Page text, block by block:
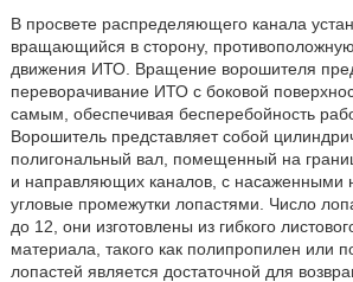
В просвете распределяющего канала
вращающийся в сторону,
движения ИТО. Вращение ворошителя
переворачивание ИТО с боковой
самым, обеспечивая бесперебойность
Ворошитель представляет собой
полигональный вал, помещенный на
и направляющих каналов, с насаженными
угловые промежутки лопастями. Число
до 12, они изготовлены из гибкого
материала, такого как полипропилен или
лопастей является достаточной для